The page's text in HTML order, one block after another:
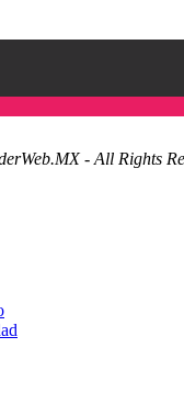
- All Rights